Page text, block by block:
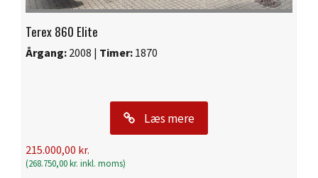
Terex 860 Elite
Årgang: 2008 | Timer: 1870
Læs mere
215.000,00 kr.
(268.750,00kr. inkl. moms)